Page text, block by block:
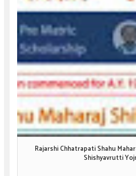
Rajarshi Chhatrapati Shahu
Shishyavrutti